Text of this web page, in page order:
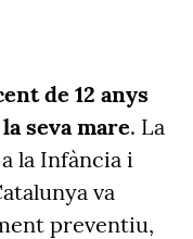
de 12 anys
seva mare. La
la Infància i
va
preventiu,